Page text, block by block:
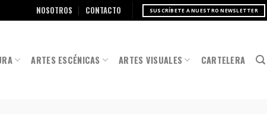
NOSOTROS CONTACTO SUSCRÍBETE A NUESTRO NEWSLETTER
ARTES ESCÉNICAS ARTES VISUALES CARTELERA